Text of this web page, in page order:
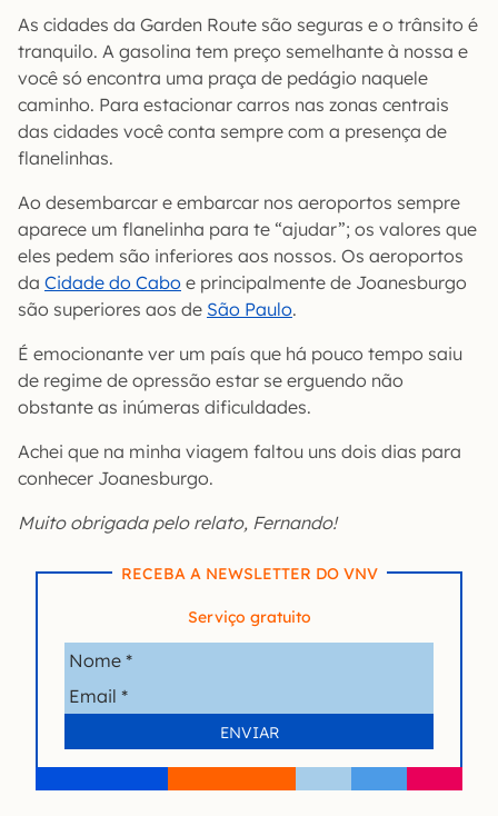
As cidades da Garden Route são seguras e o trânsito é
tranquilo. A gasolina tem preço semelhante à nossa e
você só encontra uma praça de pedágio naquele
caminho. Para estacionar carros nas zonas centrais
das cidades você conta sempre com a presença de
flanelinhas.
Ao desembarcar e embarcar nos aeroportos sempre
aparece um flanelinha para te “ajudar”; os valores que
eles pedem são inferiores aos nossos. Os aeroportos
da Cidade do Cabo e principalmente de Joanesburgo
são superiores aos de São Paulo.
É emocionante ver um país que há pouco tempo saiu
de regime de opressão estar se erguendo não
obstante as inúmeras dificuldades.
Achei que na minha viagem faltou uns dois dias para
conhecer Joanesburgo.
Muito obrigada pelo relato, Fernando!
RECEBA A NEWSLETTER DO VNV
Serviço gratuito